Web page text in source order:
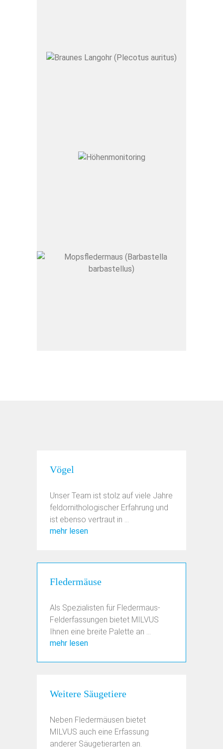
Vögel
Unser Team ist stolz auf viele Jahre
feldornithologischer Erfahrung und
ist ebenso vertraut in ...
mehr lesen
Fledermäuse
Als Spezialisten für Fledermaus-
Felderfassungen bietet MILVUS
Ihnen eine breite Palette an ...
mehr lesen
Weitere Säugetiere
Neben Fledermäusen bietet
MILVUS auch eine Erfassung
anderer Säugetierarten an.